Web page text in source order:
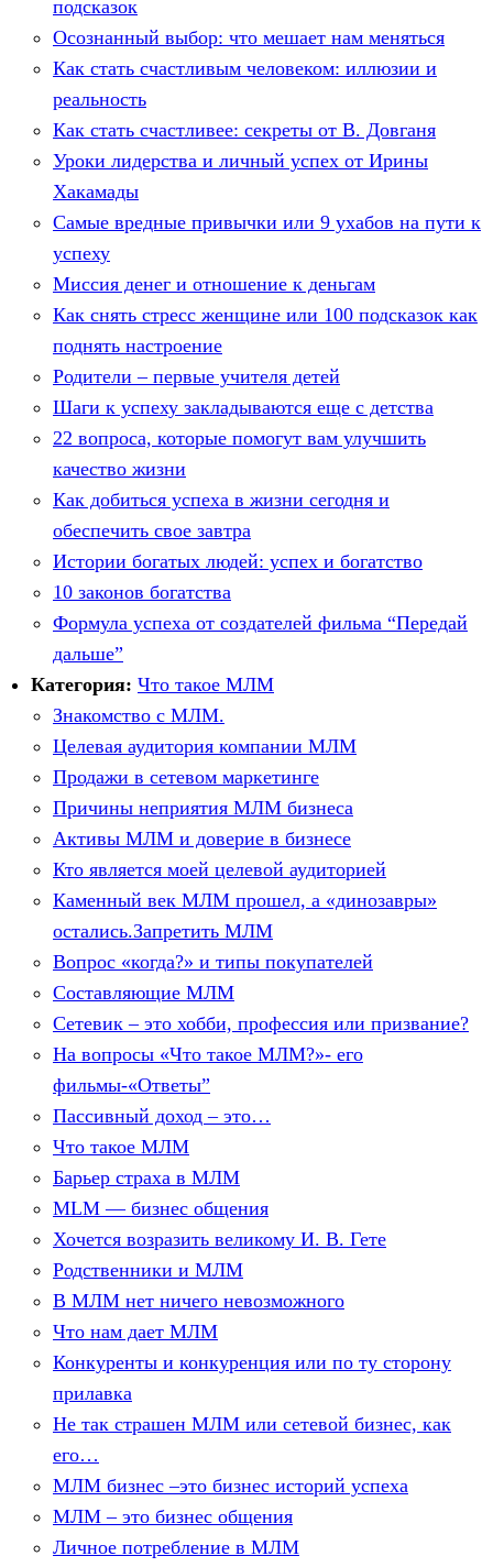
подсказок
Осознанный выбор: что мешает нам меняться
Как стать счастливым человеком: иллюзии и
реальность
Как стать счастливее: секреты от В. Довганя
Уроки лидерства и личный успех от Ирины
Хакамады
Самые вредные привычки или 9 ухабов на пути к
успеху
Миссия денег и отношение к деньгам
Как снять стресс женщине или 100 подсказок как
поднять настроение
Родители – первые учителя детей
Шаги к успеху закладываются еще с детства
22 вопроса, которые помогут вам улучшить
качество жизни
Как добиться успеха в жизни сегодня и
обеспечить свое завтра
Истории богатых людей: успех и богатство
10 законов богатства
Формула успеха от создателей фильма “Передай
дальше”
Категория: Что такое МЛМ
Знакомство с МЛМ.
Целевая аудитория компании МЛМ
Продажи в сетевом маркетинге
Причины неприятия МЛМ бизнеса
Активы МЛМ и доверие в бизнесе
Кто является моей целевой аудиторией
Каменный век МЛМ прошел, а «динозавры»
остались.Запретить МЛМ
Вопрос «когда?» и типы покупателей
Составляющие МЛМ
Сетевик – это хобби, профессия или призвание?
На вопросы «Что такое МЛМ?»- его
фильмы-«Ответы”
Пассивный доход – это…
Что такое МЛМ
Барьер страха в МЛМ
МLМ — бизнес общения
Хочется возразить великому И. В. Гете
Родственники и МЛМ
В МЛМ нет ничего невозможного
Что нам дает МЛМ
Конкуренты и конкуренция или по ту сторону
прилавка
Не так страшен МЛМ или сетевой бизнес, как
его…
МЛМ бизнес –это бизнес историй успеха
МЛМ – это бизнес общения
Личное потребление в МЛМ